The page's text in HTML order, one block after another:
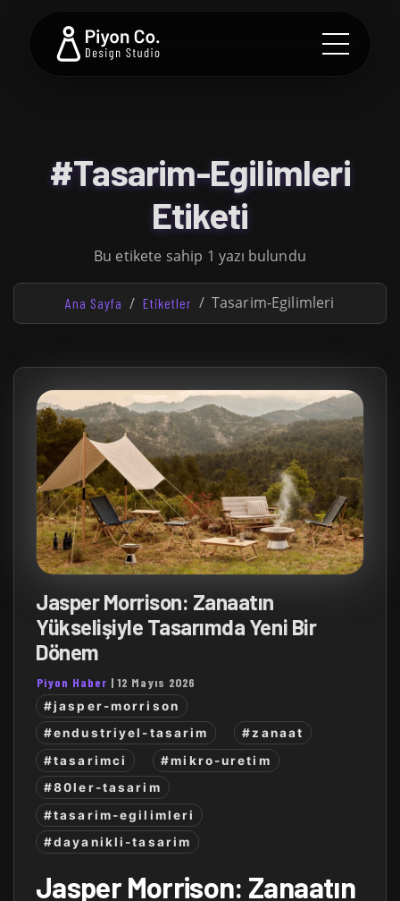
#Tasarim-Egilimleri
Etiketi
Bu etikete sahip 1 yazı bulundu
Ana Sayfa Etiketler Tasarim-Egilimleri
Jasper Morrison: Zanaatın
Yükselişiyle Tasarımda Yeni Bir
Dönem
Piyon Haber |12 Mayıs 2026
#jasper-morrison
#endustriyel-tasarim
#zanaat
#tasarimci
#mikro-uretim
#80ler-tasarim
#tasarim-egilimleri
#dayanikli-tasarim
Jasper Morrison: Zanaatın